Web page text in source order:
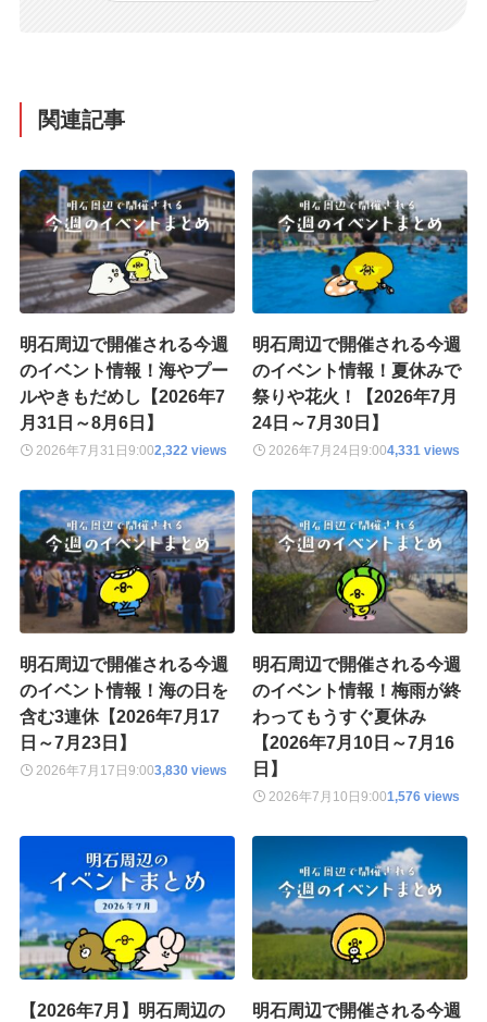
関連記事
明石周辺で開催される今週
のイベント情報！海やプー
ルやきもだめし【2026年7
月31日～8月6日】
2026年7月31日 9:002,322 views
明石周辺で開催される今週
のイベント情報！夏休みで
祭りや花火！【2026年7月
24日～7月30日】
2026年7月24日9:004,331 views
明石周辺で開催される今週
のイベント情報！海の日を
含む3連休【2026年7月17
日～7月23日】
2026年7月17日9:003,830 views
明石周辺で開催される今週
のイベント情報！梅雨が終
わってもうすぐ夏休み
【2026年7月10日～7月16
日】
2026年7月10日9:001,576 views
【2026年7月】明石周辺の
明石周辺で開催される今週